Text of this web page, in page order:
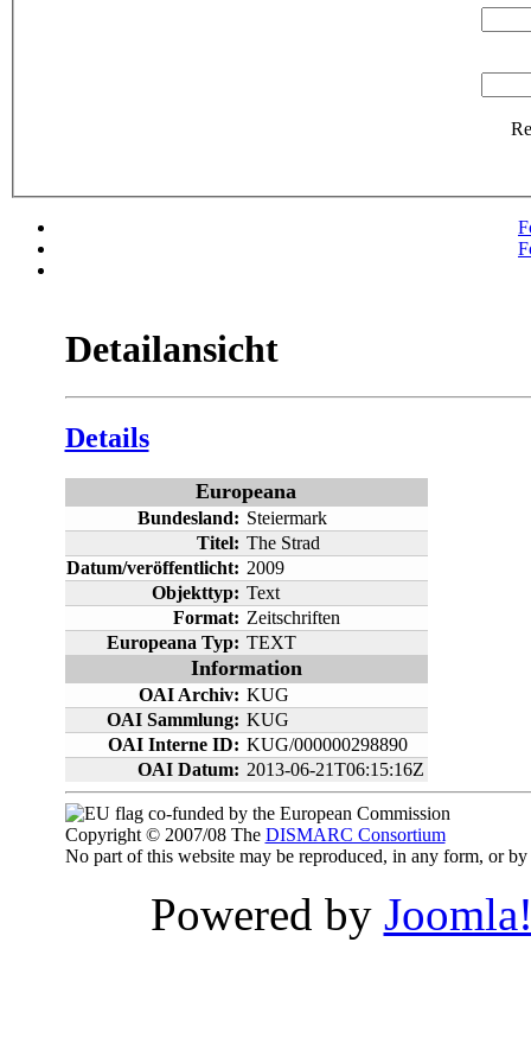
Detailansicht
Details
Europeana
Bundesland: Steiermark
Titel: The Strad
Datum/veröffentlicht: 2009
Objekttyp: Text
Format: Zeitschriften
Europeana Typ: TEXT
Information
OAI Archiv: KUG
OAI Sammlung: KUG
OAI Interne ID: KUG/000000298890
OAI Datum: 2013-06-21T06:15:16Z
co-funded by the European Commission
Copyright © 2007/08 The DISMARC Consortium
No part of this website may be reproduced, in any form, or
Powered by